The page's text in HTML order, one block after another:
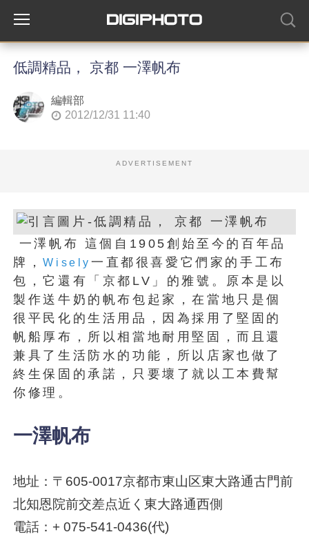
低調精品， 京都 一澤帆布
編輯部
2012/12/31 11:40
ADVERTISEMENT
一澤帆布 這個自1905創始至今的百年品
牌，Wisely 一直都很喜愛它們家的手工布
包，它還有「京都LV」的雅號。原本是以
製作送牛奶的帆布包起家，在當地只是個
很平民化的生活用品，因為採用了堅固的
帆船厚布，所以相當地耐用堅固，而且還
兼具了生活防水的功能，所以店家也做了
終生保固的承諾，只要壞了就以工本費幫
你修理。
一澤帆布
地址：〒605-0017京都市東山区東大路通古門前
北知恩院前交差点近く東大路通西側
電話：+ 075-541-0436(代)